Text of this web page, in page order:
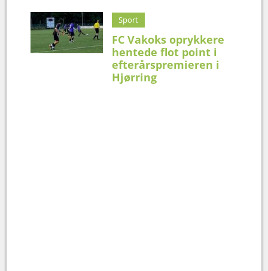
Sport
FC Vakoks oprykkere
hentede flot point i
efterårspremieren i
Hjørring